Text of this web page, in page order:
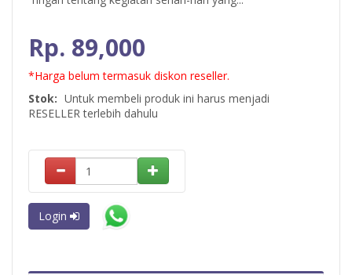
Rp. 89,000
*Harga belum termasuk diskon reseller.
Stok: Untuk membeli produk ini harus menjadi
RESELLER terlebih dahulu
Login